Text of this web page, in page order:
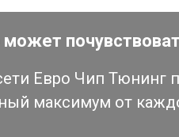
Евро Чип Тюнинг
максимум от